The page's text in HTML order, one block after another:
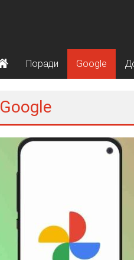
Поради Google
Google